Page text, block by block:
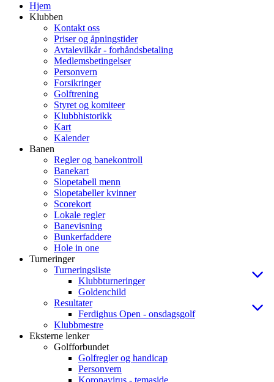
Hjem
Klubben
Kontakt oss
Priser og åpningstider
Avtalevilkår - forhåndsbetaling
Medlemsbetingelser
Personvern
Forsikringer
Golftrening
Styret og komiteer
Klubbhistorikk
Kart
Kalender
Banen
Regler og banekontroll
Banekart
Slopetabell menn
Slopetabeller kvinner
Scorekort
Lokale regler
Banevisning
Bunkerfaddere
Hole in one
Turneringer
Turneringsliste
Klubbturneringer
Goldenchild
Resultater
Ferdighus Open - onsdagsgolf
Klubbmestre
Eksterne lenker
Golfforbundet
Golfregler og handicap
Personvern
Koronavirus - temaside